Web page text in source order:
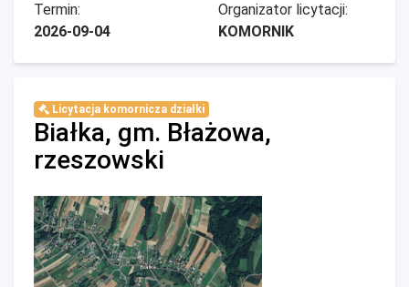
Termin:
2026-09-04
Organizator licytacji:
KOMORNIK
Licytacja komornicza działki
Białka, gm. Błażowa,
rzeszowski